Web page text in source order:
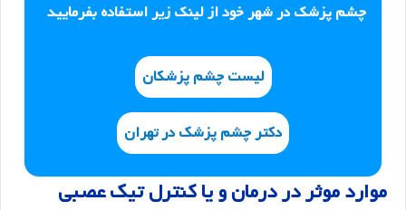
چشم پزشک در شهر خود از لینک زیر استفاده بفرمایید
لیست چشم پزشکان
دکتر چشم پزشک در تهران
موارد موثر در درمان و یا کنترل تیک عصبی